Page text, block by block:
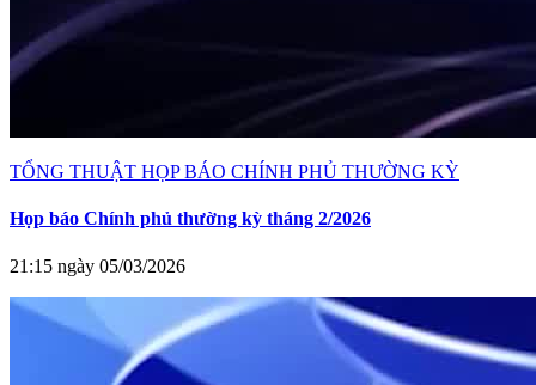
TỔNG THUẬT HỌP BÁO CHÍNH PHỦ THƯỜNG KỲ
Họp báo Chính phủ thường kỳ tháng 2/2026
21:15 ngày 05/03/2026